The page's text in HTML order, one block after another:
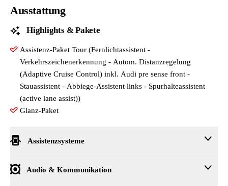
Ausstattung
Highlights & Pakete
Assistenz-Paket Tour (Fernlichtassistent -
Verkehrszeichenerkennung - Autom. Distanzregelung
(Adaptive Cruise Control) inkl. Audi pre sense front -
Stauassistent - Abbiege-Assistent links - Spurhalteassistent
(active lane assist))
Glanz-Paket
Assistenzsysteme
City-Notbremsfunktion (Audi pre sense City)
Audio & Kommunikation